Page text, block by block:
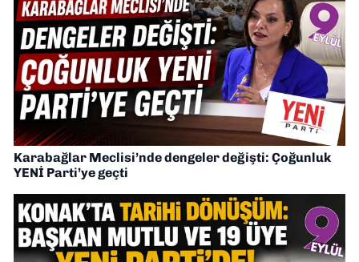
Karabağlar Meclisi’nde dengeler değişti: Çoğunluk
YENİ Parti’ye geçti